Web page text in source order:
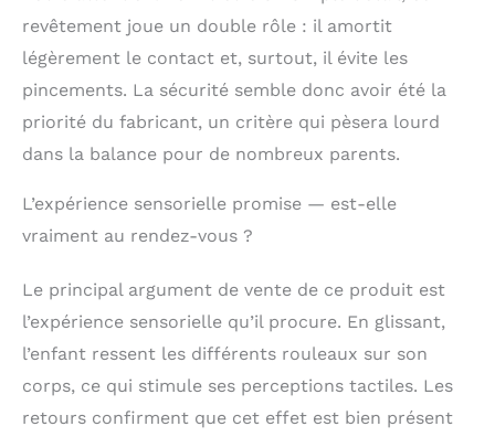
𝐚𝐦𝐨𝐮𝐫 𝐞𝐭 𝐬𝐨𝐢𝐧: Chaque
set Montessori
d'intérieur est
dans notre atelier
familial en Pologne, où
des artisans
des fraiseuses CNC de
précision et des
techniques de travail
produit d'une qualité
exceptionnelles.
Chaque pièce est
fabriquée à la main
détail qui reflète
revêtement joue un double rôle : il amortit
légèrement le contact et, surtout, il évite les
pincements. La sécurité semble donc avoir été la
priorité du fabricant, un critère qui pèsera lourd
dans la balance pour de nombreux parents.
L’expérience sensorielle promise — est-elle
vraiment au rendez-vous ?
Le principal argument de vente de ce produit est
l’expérience sensorielle qu’il procure. En glissant,
l’enfant ressent les différents rouleaux sur son
corps, ce qui stimule ses perceptions tactiles. Les
retours confirment que cet effet est bien présent